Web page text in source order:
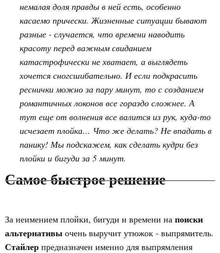
немалая доля правды в ней есть, особенно
касаемо прически. Жизненные ситуации бывают
разные - случается, что времени наводить
красоту перед важным свиданием
катастрофически не хватает, а выглядеть
хочется сногсшибательно. И если подкрасить
реснички можно за пару минут, то с созданием
романтичных локонов все гораздо сложнее. А
тут еще от волнения все валится из рук, куда-то
исчезает плойка… Что же делать? Не впадать в
панику! Мы подскажем, как сделать кудри без
плойки и бигуди за 5 минут.
Самое быстрое решение
За неимением плойки, бигуди и времени на поиски
альтернативы очень выручит утюжок - выпрямитель.
Стайлер предназначен именно для выпрямления